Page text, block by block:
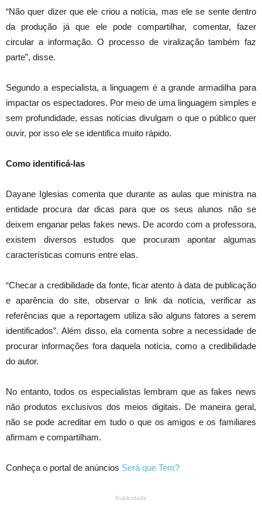
“Não quer dizer que ele criou a notícia, mas ele se sente dentro
da produção já que ele pode compartilhar, comentar, fazer
circular a informação. O processo de viralização também faz
parte”, disse.
Segundo a especialista, a linguagem é a grande armadilha para
impactar os espectadores. Por meio de uma linguagem simples e
sem profundidade, essas notícias divulgam o que o público quer
ouvir, por isso ele se identifica muito rápido.
Como identificá-las
Dayane Iglesias comenta que durante as aulas que ministra na
entidade procura dar dicas para que os seus alunos não se
deixem enganar pelas fakes news. De acordo com a professora,
existem diversos estudos que procuram apontar algumas
características comuns entre elas.
“Checar a credibilidade da fonte, ficar atento à data de publicação
e aparência do site, observar o link da notícia, verificar as
referências que a reportagem utiliza são alguns fatores a serem
identificados”. Além disso, ela comenta sobre a necessidade de
procurar informações fora daquela notícia, como a credibilidade
do autor.
No entanto, todos os especialistas lembram que as fakes news
não produtos exclusivos dos meios digitais. De maneira geral,
não se pode acreditar em tudo o que os amigos e os familiares
afirmam e compartilham.
Conheça o portal de anúncios Será que Tem?
Publicidade